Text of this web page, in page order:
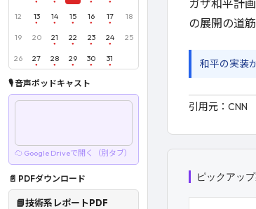
ガザ和平計
の展開の道
和平の実装
引用元： CNN
ピックアッ
12 13 14 15 16 17 18
19 20 21 22 23 24 25
26 27 28 29 30 31
🎙 音声ポッドキャスト
☁ Google Driveで開く（別タブ）
📄 PDFダウンロード
📘技術系レポートPDF